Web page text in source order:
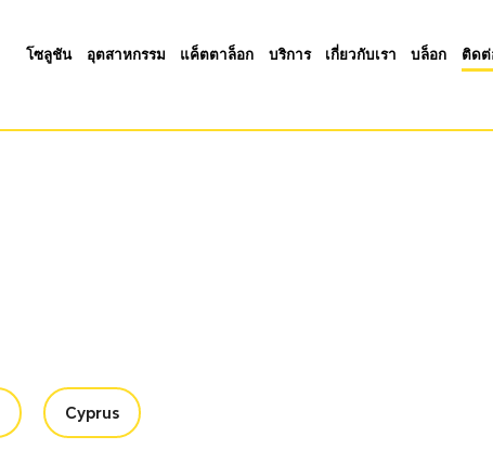
โซลูชัน อุตสาหกรรม แค็ตตาล็อก บริการ เกี่ยวกับเรา บล็อก ติดต่
Cyprus